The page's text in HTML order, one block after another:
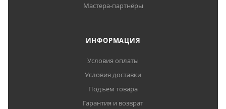
Мастера-партнёры
ИНФОРМАЦИЯ
Условия оплаты
Условия доставки
Подъем товара
Гарантия и возврат